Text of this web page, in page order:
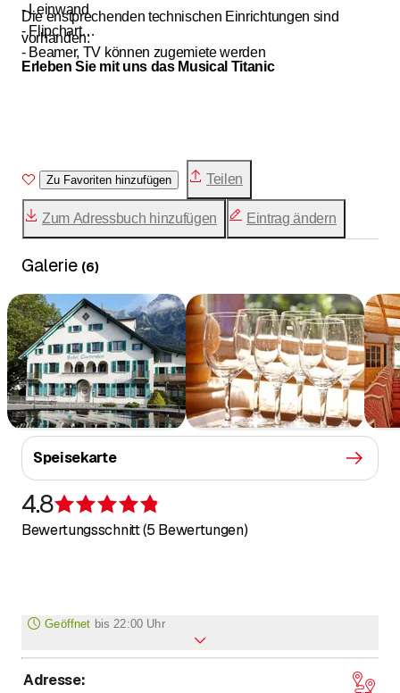
Die enstprechenden technischen Einrichtungen sind
vorhanden:
- Leinwand
- Flipchart
- Beamer, TV können zugemiete werden
Erleben Sie mit uns das Musical Titanic
Zu Favoriten hinzufügen Teilen
Zum Adressbuch hinzufügen Eintrag ändern
Galerie (6)
Speisekarte
4.8
Bewertungsschnitt (5 Bewertungen)
Geöffnet bis 22:00 Uhr
Montag Geschlossen
Adresse: